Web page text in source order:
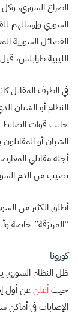
الصراع السوري،
السوري وإرسالهم
الفصائل السورية
الليبية طرابلس،
في الطرف المقابل
النظام أو الشبان
جانب قوات الضابط
الشبان أو
أجله مقاتلي
نصيب من الدم
أطلق الكثير من
“المرتزقة” خاصة
كورونا
حيثأعلنعن أول